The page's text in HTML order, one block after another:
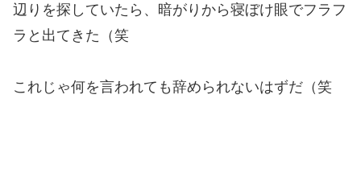
辺りを探していたら、暗がりから寝ぼけ眼でフラフ
ラと出てきた（笑
これじゃ何を言われても辞められないはずだ（笑